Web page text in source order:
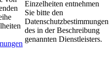
Einzelheiten entnehmen
Sie bitte den
Datenschutzbestimmungen
des in der Beschreibung
genannten Dienstleisters.